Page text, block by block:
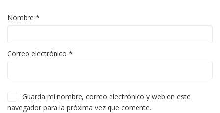
Nombre *
Correo electrónico *
Guarda mi nombre, correo electrónico y web en este
navegador para la próxima vez que comente.